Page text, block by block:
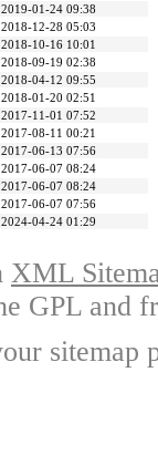
2019-01-24 09:38
2018-12-28 05:03
2018-10-16 10:01
2018-09-19 02:38
2018-04-12 09:55
2018-01-20 02:51
2017-11-01 07:52
2017-08-11 00:21
2017-06-13 07:56
2017-06-07 08:24
2017-06-07 08:24
2017-06-07 07:56
2024-04-24 01:29
XML
GPL and
sitemap